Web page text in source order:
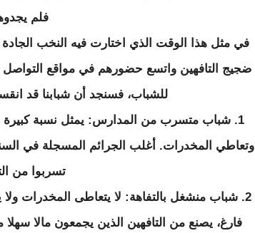
فلم
في مثل هذا الوقت الذي اختارت فيه النخب الجادة
ضجيج التافهين واتسع حضورهم في مواقع التواصل
للشباب، فسنجد أن شبابنا قد
1. شباب متسرب من المدارس: يمثل نسبة
وتعاطي المخدرات. أغلب الجرائم المسجلة في
تسربوا من
2. شباب منشغل بالتفاهة: لا يتعاطى المخدرات
فارغ، يصنع من التافهين الذين يجمعون مالا